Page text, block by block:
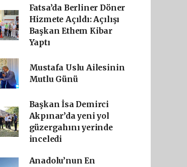
Fatsa’da Berliner Döner
Hizmete Açıldı: Açılışı
Başkan Ethem Kibar
Yaptı
Mustafa Uslu Ailesinin
Mutlu Günü
Başkan İsa Demirci
Akpınar’da yeni yol
güzergahını yerinde
inceledi
Anadolu’nun En